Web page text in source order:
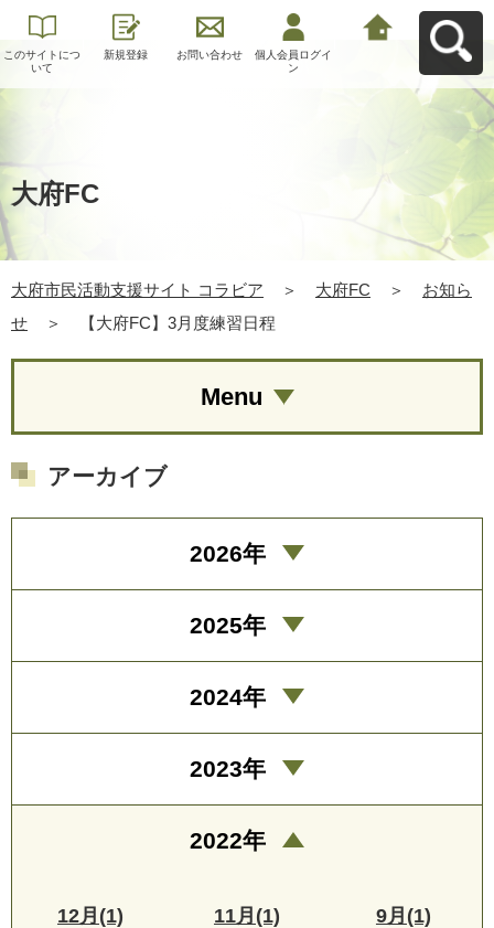
このサイトにつ
いて
新規登録 お問い合わせ
個人会員ログイ
ン
大府FC
大府市民活動支援サイト コラビア ＞ 大府FC ＞
お知ら
せ
＞ 【大府FC】3月度練習日程
Menu
アーカイブ
2026年
2025年
2024年
2023年
2022年
12月(1) 11月(1) 9月(1)